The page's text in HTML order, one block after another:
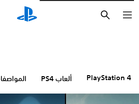
PlayStation 4 ألعاب PS4